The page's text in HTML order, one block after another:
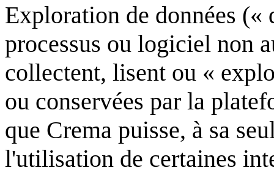
Exploration de données
processus ou logiciel non
collectent, lisent ou «
ou conservées par la
que Crema puisse, à sa
l'utilisation de certaines